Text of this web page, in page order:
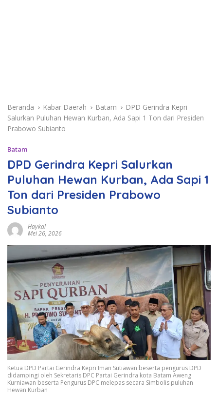
Beranda Kabar Daerah Batam
DPD Gerindra Kepri
Salurkan Puluhan Hewan Kurban, Ada Sapi 1 Ton dari Presiden
Prabowo Subianto
Batam
DPD Gerindra Kepri Salurkan
Puluhan Hewan Kurban, Ada Sapi 1
Ton dari Presiden Prabowo
Subianto
Haykal
Mei 26, 2026
Ketua DPD Partai Gerindra Kepri Iman Sutiawan beserta pengurus DPD
didampingi oleh Sekretaris DPC Partai Gerindra kota Batam Aweng
Kurniawan beserta Pengurus DPC melepas secara Simbolis puluhan
Hewan Kurban